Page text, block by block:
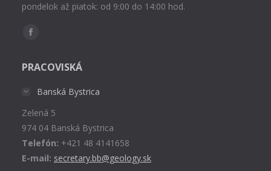
pondelok až piatok: od 9:00 do 14:00 hod.
Find us on:
Facebook
opens
window
PRACOVISKÁ
Banská Bystrica
Zelená 5
974 04 Banská Bystrica
Telefón: +421 48 4141658
E-mail: secretary.bb@geology.sk